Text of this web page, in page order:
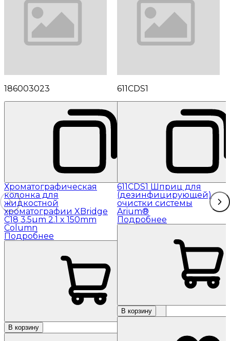
186003023
Хроматографическая
колонка для
жидкостной
хроматографии XBridge
C18 3.5µm 2.1 x 150mm
Column
Подробнее
В корзину
611CDS1
611CDS1 Шприц для
(дезинфицирующей)
очистки системы
Arium®
Подробнее
В корзину